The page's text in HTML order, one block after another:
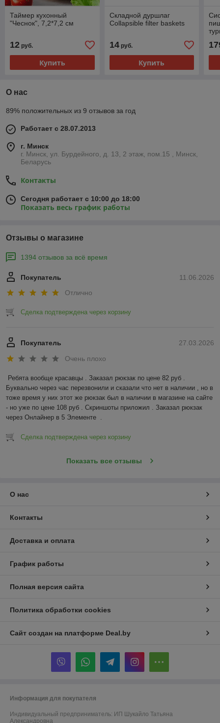
Таймер кухонный
"Чеснок", 7,2*7,2 см
12 руб.
Купить
Складной дуршлаг
Collapsible filter baskets
14руб.
Купить
О нас
89% положительных из 9 отзывов за год
Работает с 28.07.2013
г. Минск
г. Минск, ул. Бурдейного, д. 13, 2 этаж, пом.15 , Минск,
Беларусь
Контакты
Сегодня работает с 10:00 до 18:00
Показать весь график работы
Отзывы о магазине
1394 отзывов за всё время
11.06.2026
Покупатель
Отлично
Сделка подтверждена через корзину
27.03.2026
Покупатель
Очень плохо
Ребята вообще красавцы . Заказал рюкзак по цене 82 руб .
Буквально через час перезвонили и сказали что нет в наличии , но в
тоже время у них этот же рюкзак был в наличии в магазине на сайте
- но уже по цене 108 руб . Скриншоты приложил . Заказал рюкзак
через Онлайнер в 5 Элементе  .
Сделка подтверждена через корзину
Показать все отзывы
О нас
Контакты
Доставка и оплата
График работы
Полная версия сайта
Политика обработки cookies
Сайт создан на платформе Deal.by
Информация для покупателя
Индивидуальный предприниматель: ИП Шукайло Татьяна
Александровна